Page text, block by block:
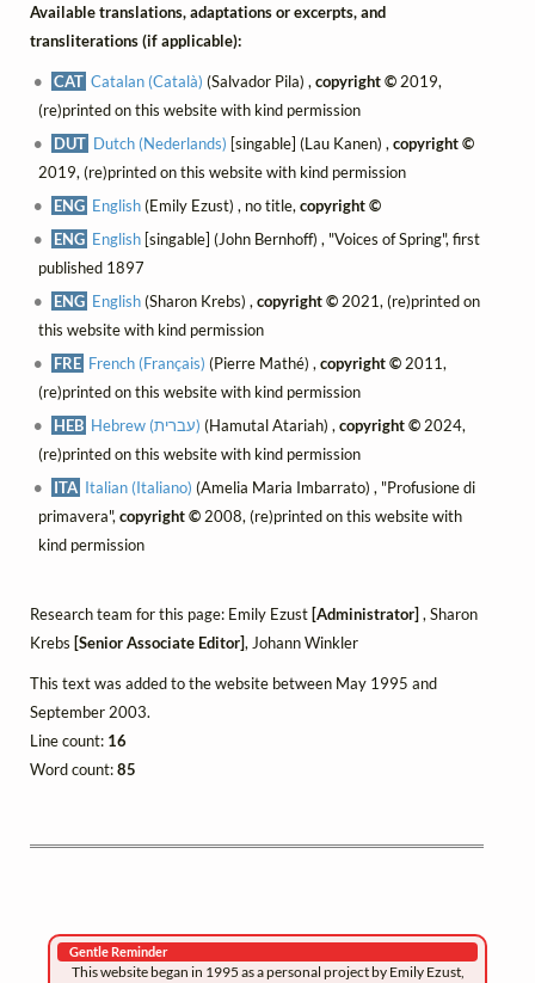
Available translations, adaptations or excerpts, and
transliterations (if applicable):
CAT Catalan (Català) (Salvador Pila) ,copyright © 2019,
(re)printed on this website with kind permission
DUT Dutch (Nederlands) [singable] (Lau Kanen) ,copyright ©
2019, (re)printed on this website with kind permission
ENG English(Emily Ezust) , no title,copyright ©
ENG English [singable] (John Bernhoff) , "Voices of Spring", first
published 1897
ENG English(Sharon Krebs) ,copyright © 2021, (re)printed on
this website with kind permission
FRE French (Français) (Pierre Mathé) ,copyright © 2011,
(re)printed on this website with kind permission
HEB
Hebrew (עברית) (Hamutal Atariah) ,copyright © 2024,
(re)printed on this website with kind permission
ITA Italian (Italiano) (Amelia Maria Imbarrato) , "Profusione di
primavera",copyright ©2008, (re)printed on this website with
kind permission
Research team for this page: Emily Ezust [Administrator] , Sharon
Krebs [Senior Associate Editor], Johann Winkler
This text was added to the website between May 1995 and
September 2003.
Line count: 16
Word count:85
Gentle Reminder
This website began in 1995 as a personal project by Emily Ezust,